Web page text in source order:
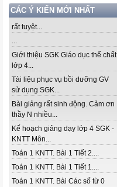
CÁC Ý KIẾN MỚI NHẤT
rất tuyệt...
...
Giới thiệu SGK Giáo dục thể chất
lớp 4...
Tài liệu phục vụ bồi dưỡng GV
sử dụng SGK...
Bài giảng rất sinh động. Cảm ơn
thầy N nhiều...
Kế hoạch giảng dạy lớp 4 SGK -
KNTT Môn...
Toán 1 KNTT. Bài 1 Tiết 2....
Toán 1 KNTT. Bài 1 Tiết 1....
Toán 1 KNTT. Bài Các số từ 0